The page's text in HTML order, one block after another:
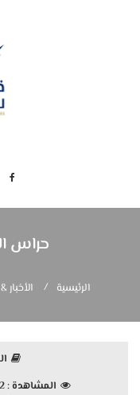
حراس
الرئيسية الأخبار
المشاهدة :